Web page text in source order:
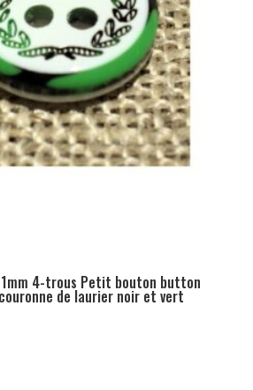
4-trous Petit bouton button
de laurier noir et vert